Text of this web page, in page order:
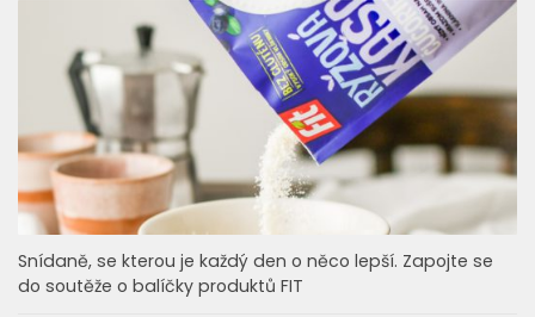
Snídaně, se kterou je každý den o něco lepší. Zapojte se
do soutěže o balíčky produktů FIT